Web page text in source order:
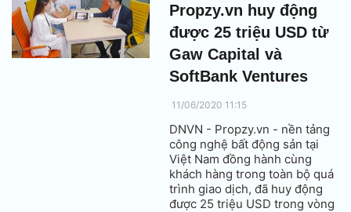
Propzy.vn huy động
được 25 triệu USD từ
Gaw Capital và
SoftBank Ventures
11/06/2020 11:15
DNVN - Propzy.vn - nền tảng
công nghệ bất động sản tại
Việt Nam đồng hành cùng
khách hàng trong toàn bộ quá
trình giao dịch, đã huy động
được 25 triệu USD trong vòng